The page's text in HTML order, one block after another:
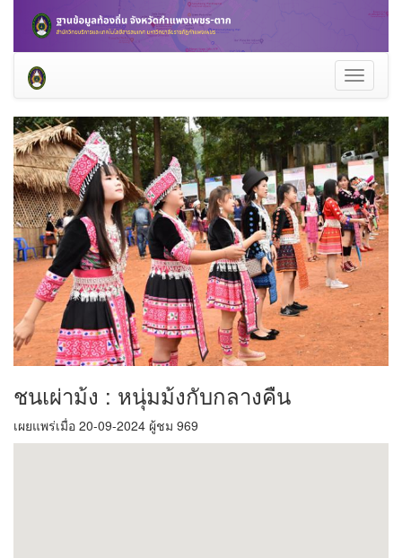
Toggle
ชนเผ่าม้ง : หนุ่มม้งกับกลางคืน
เผยแพร่เมื่อ 20-09-2024 ผู้ชม 969